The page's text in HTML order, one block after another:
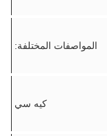
المواصفات المختلفة:
كيه سي